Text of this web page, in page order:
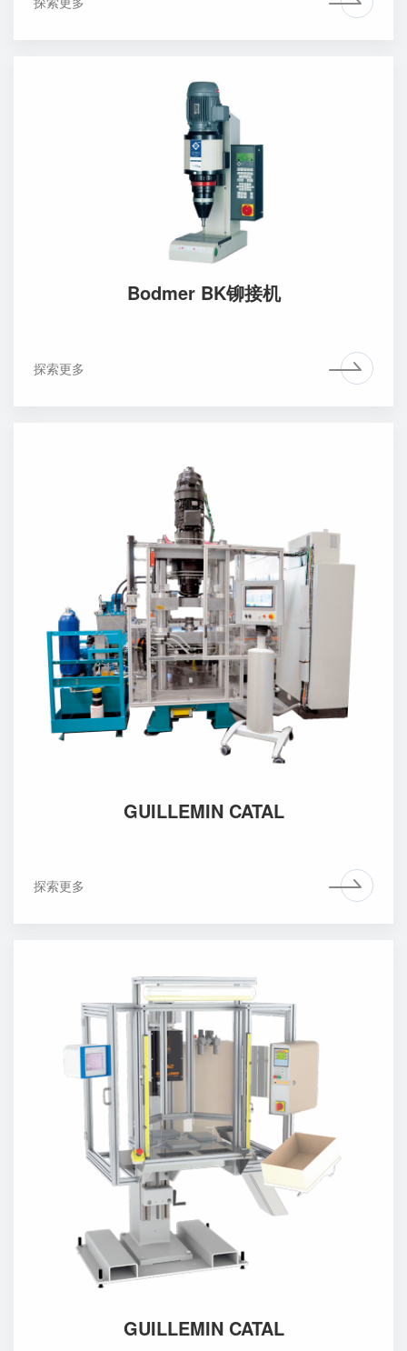
Bodmer BK铆接机
探索更多
GUILLEMIN CATAL
探索更多
GUILLEMIN CATAL